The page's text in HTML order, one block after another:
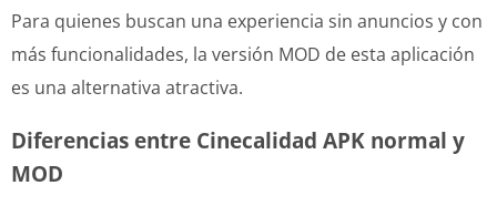
Para quienes buscan una experiencia sin anuncios y con
más funcionalidades, la versión MOD de esta aplicación
es una alternativa atractiva.
Diferencias entre Cinecalidad APK normal y
MOD